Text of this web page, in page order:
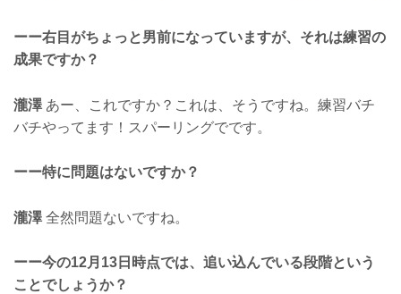
ーー右目がちょっと男前になっていますが、それは練習の
成果ですか？
瀧澤あー、これですか？これは、そうですね。練習バチ
バチやってます！スパーリングでです。
ーー特に問題はないですか？
瀧澤全然問題ないですね。
ーー今の12月13日時点では、追い込んでいる段階という
ことでしょうか？